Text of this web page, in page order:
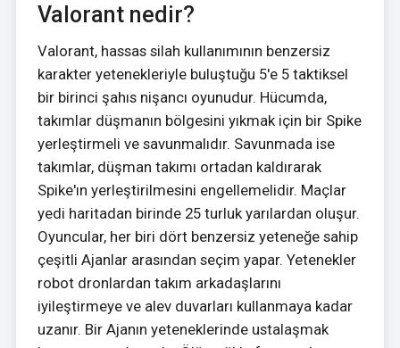
Valorant nedir?
Valorant, hassas silah kullanımının benzersiz
karakter yetenekleriyle buluştuğu 5'e 5 taktiksel
bir birinci şahıs nişancı oyunudur. Hücumda,
takımlar düşmanın bölgesini yıkmak için bir Spike
yerleştirmeli ve savunmalıdır. Savunmada ise
takımlar, düşman takımı ortadan kaldırarak
Spike'ın yerleştirilmesini engellemelidir. Maçlar
yedi haritadan birinde 25 turluk yarılardan oluşur.
Oyuncular, her biri dört benzersiz yeteneğe sahip
çeşitli Ajanlar arasından seçim yapar. Yetenekler
robot dronlardan takım arkadaşlarını
iyileştirmeye ve alev duvarları kullanmaya kadar
uzanır. Bir Ajanın yeteneklerinde ustalaşmak